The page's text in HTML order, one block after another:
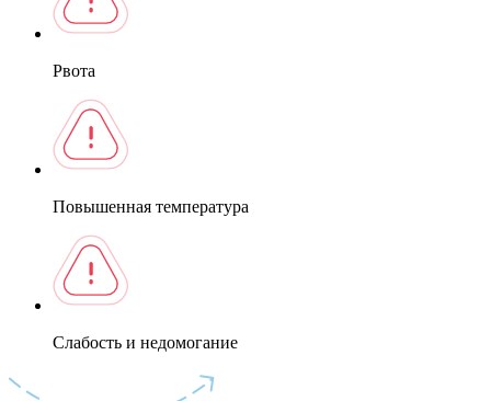
Рвота
Повышенная температура
Слабость и недомогание